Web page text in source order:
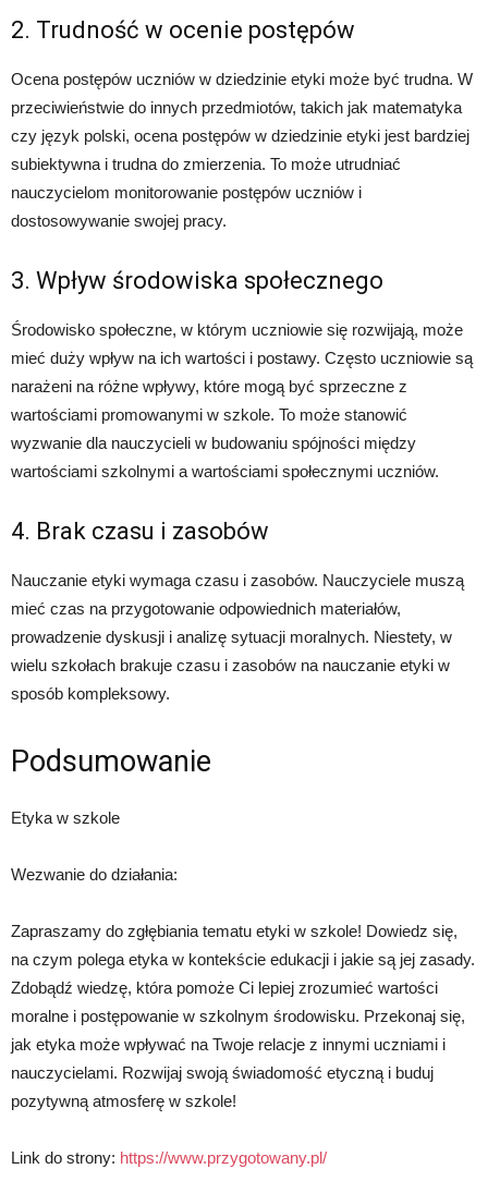
2. Trudność w ocenie postępów
Ocena postępów uczniów w dziedzinie etyki może być trudna. W
przeciwieństwie do innych przedmiotów, takich jak matematyka
czy język polski, ocena postępów w dziedzinie etyki jest bardziej
subiektywna i trudna do zmierzenia. To może utrudniać
nauczycielom monitorowanie postępów uczniów i
dostosowywanie swojej pracy.
3. Wpływ środowiska społecznego
Środowisko społeczne, w którym uczniowie się rozwijają, może
mieć duży wpływ na ich wartości i postawy. Często uczniowie są
narażeni na różne wpływy, które mogą być sprzeczne z
wartościami promowanymi w szkole. To może stanowić
wyzwanie dla nauczycieli w budowaniu spójności między
wartościami szkolnymi a wartościami społecznymi uczniów.
4. Brak czasu i zasobów
Nauczanie etyki wymaga czasu i zasobów. Nauczyciele muszą
mieć czas na przygotowanie odpowiednich materiałów,
prowadzenie dyskusji i analizę sytuacji moralnych. Niestety, w
wielu szkołach brakuje czasu i zasobów na nauczanie etyki w
sposób kompleksowy.
Podsumowanie
Etyka w szkole
Wezwanie do działania:
Zapraszamy do zgłębiania tematu etyki w szkole! Dowiedz się,
na czym polega etyka w kontekście edukacji i jakie są jej zasady.
Zdobądź wiedzę, która pomoże Ci lepiej zrozumieć wartości
moralne i postępowanie w szkolnym środowisku. Przekonaj się,
jak etyka może wpływać na Twoje relacje z innymi uczniami i
nauczycielami. Rozwijaj swoją świadomość etyczną i buduj
pozytywną atmosferę w szkole!
Link do strony: https://www.przygotowany.pl/